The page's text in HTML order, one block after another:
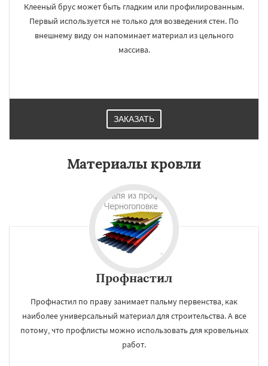
Клееный брус может быть гладким или профилированным.
Первый используется не только для возведения стен. По
внешнему виду он напоминает материал из цельного
массива.
ЗАКАЗАТЬ
Материалы кровли
Профнастил
Профнастил по праву занимает пальму первенства, как
наиболее универсальный материал для строительства. А все
потому, что профлисты можно использовать для кровельных
работ.